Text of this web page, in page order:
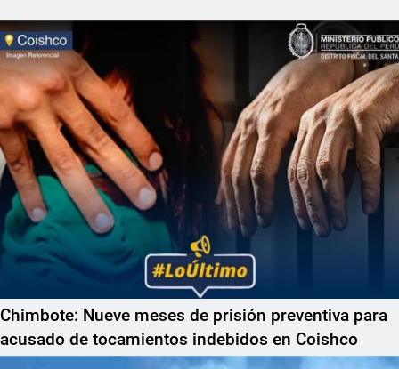
Chimbote: Nueve meses de prisión preventiva para
acusado de tocamientos indebidos en Coishco